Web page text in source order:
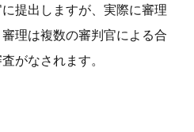
提出しますが、実際に審理
理は複数の審判官による合
がなされます。